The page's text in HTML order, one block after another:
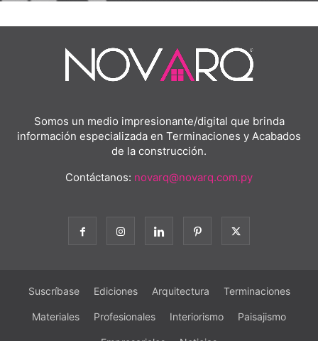
Somos un medio impresionante/digital que brinda
información especializada en Terminaciones y Acabados
de la construcción.
Contáctanos: novarq@novarq.com.py
Suscríbase Ediciones Arquitectura Terminaciones
Materiales Profesionales Interiorismo Paisajismo